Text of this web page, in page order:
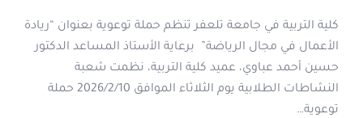
‏كلية التربية في جامعة تلعفر تنظم حملة توعوية بعنوان “ريادة
الأعمال في مجال الرياضة” ‏ ‏برعاية الأستاذ المساعد الدكتور
حسين أحمد عباوي، عميد كلية التربية، نظمت شعبة
النشاطات الطلابية يوم الثلاثاء الموافق 2026/2/10 حملة
توعوية…